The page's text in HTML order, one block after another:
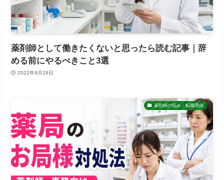
薬剤師として働きたくないと思ったら読む記事｜辞
める前にやるべきこと3選
2022年9月29日
薬剤師の悩み・転職理由